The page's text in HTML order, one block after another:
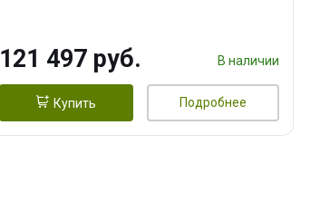
3xD/ 960 ГБ SSD)
121 497 руб. В наличии
Купить Подробнее